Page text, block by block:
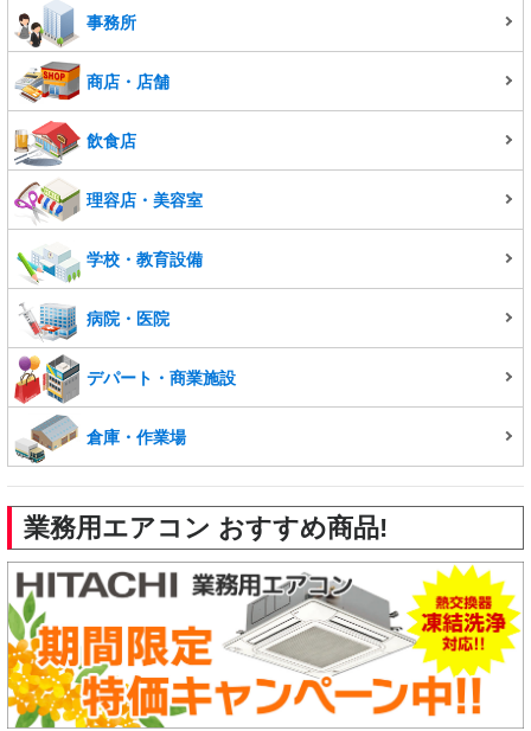
事務所
商店・店舗
飲食店
理容店・美容室
学校・教育設備
病院・医院
デパート・商業施設
倉庫・作業場
業務用エアコン おすすめ商品!